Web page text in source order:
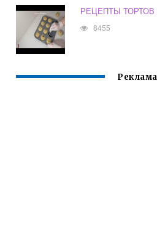
РЕЦЕПТЫ ТОРТОВ
8455
Реклама